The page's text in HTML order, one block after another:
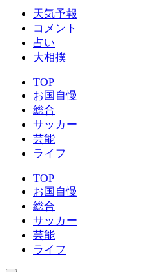
天気予報
コメント
占い
大相撲
TOP
お国自慢
総合
サッカー
芸能
ライフ
TOP
お国自慢
総合
サッカー
芸能
ライフ